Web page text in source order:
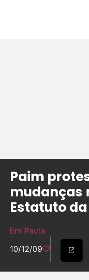
Paim
mudanças
Estatuto
Em Pauta
10/12/09